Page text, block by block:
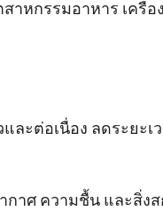
าหกรรมอาหาร เครื่อ
ละต่อเนื่อง ลดระยะเ
าศ ความชื้น และสิ่ง